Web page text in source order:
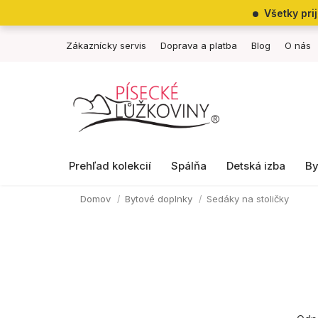
Všetky
Zákaznícky servis Doprava a platba Blog O nás
Prehľad kolekcií Spálňa Detská izba
Domov Bytové doplnky Sedáky na stoličky